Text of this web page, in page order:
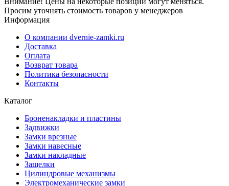
Просим уточнять стоимость товаров у менеджеров
Информация
О компании dvernie-zamki.ru
Доставка
Оплата
Возврат товара
Политика безопасности
Контакты
Каталог
Броненакладки и пластины
Задвижки
Замки врезные
Замки навесные
Замки накладные
Защелки
Цилиндровые механизмы
Электромеханические замки